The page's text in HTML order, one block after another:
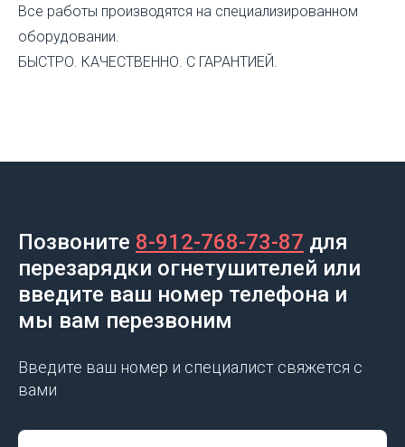
Все работы производятся на специализированном
оборудовании.
БЫСТРО. КАЧЕСТВЕННО. С ГАРАНТИЕЙ.
Позвоните 8-912-768-73-87 для
перезарядки огнетушителей или
введите ваш номер телефона и
мы вам перезвоним
Введите ваш номер и специалист свяжется с
вами